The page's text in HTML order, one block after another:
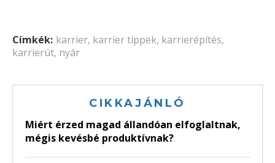
Címkék: karrier, karrier tippek, karrierépítés,
karrierút, nyár
CIKKAJÁNLÓ
Miért érzed magad állandóan elfoglaltnak,
mégis kevésbé produktívnak?